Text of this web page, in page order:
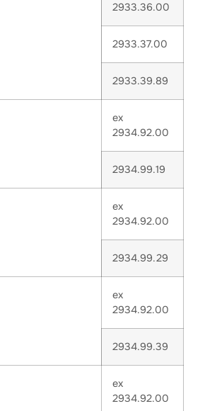
2933.36.00
2933.37.00
2933.39.89
ex
2934.92.00
2934.99.19
ex
2934.92.00
2934.99.29
ex
2934.92.00
2934.99.39
ex
2934.92.00